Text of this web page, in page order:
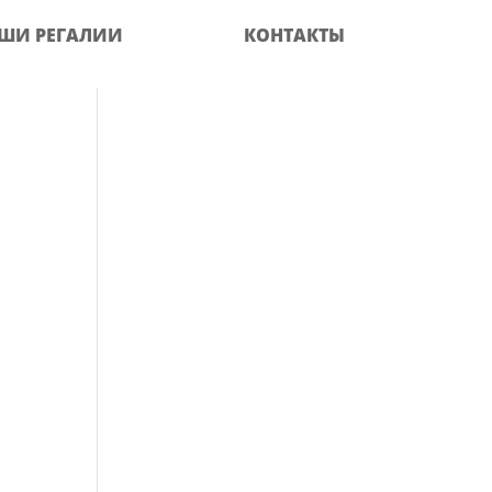
РЕГАЛИИ КОНТАКТЫ